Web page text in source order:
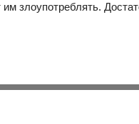
злоупотреблять.